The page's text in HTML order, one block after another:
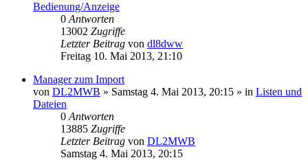
Bedienung/Anzeige
0 Antworten
13002 Zugriffe
Letzter Beitrag von dl8dww
Freitag 10. Mai 2013, 21:10
Manager zum Import
von DL2MWB » Samstag 4. Mai 2013, 20:15 » in Listen und
Dateien
0 Antworten
13885 Zugriffe
Letzter Beitrag von DL2MWB
Samstag 4. Mai 2013, 20:15